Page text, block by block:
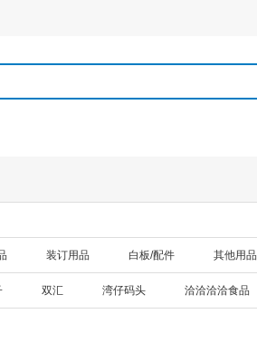
装订用品 白板/配件 其他用品
双汇 湾仔码头 洽洽洽洽食品